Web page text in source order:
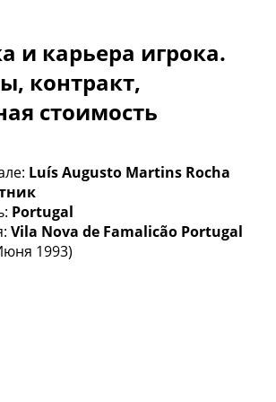
Мира
Премьер-Лига
Первая Лига
Турниры >>>
групп Чемпионата Мира
Премьер-Лига
Первая Лига
Таблицы групп
и карьера игрока.
контракт,
стоимость
Luís Augusto Martins Rocha
Portugal
Vila Nova de Famalicão Portugal
1993)